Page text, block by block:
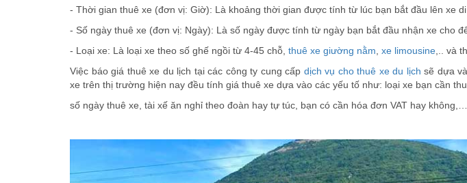
- Thời gian thuê xe (đơn vị: Giờ): Là khoảng thời gian được tính từ lúc bạn bắt đầu lên xe
- Số ngày thuê xe (đơn vị: Ngày): Là số ngày được tính từ ngày bạn bắt đầu nhận xe cho
- Loại xe: Là loại xe theo số ghế ngồi từ 4-45 chỗ, thuê xe giường nằm xe limousine ,.. và
Việc báo giá thuê xe du lịch tại các công ty cung cấp dịch vụ cho thuê xe du lịch sẽ dựa
xe trên thị trường hiện nay đều tính giá thuê xe dựa vào các yếu tố như: loại xe bạn cần
số ngày thuê xe, tài xế ăn nghỉ theo đoàn hay tự túc, bạn có cần hóa đơn VAT hay không,…